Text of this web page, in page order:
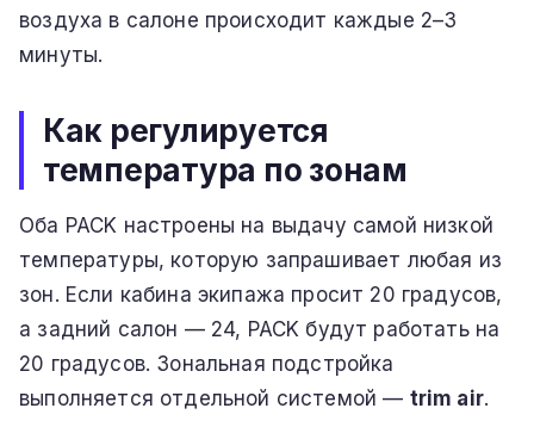
воздуха в салоне происходит каждые 2–3
минуты.
Как регулируется
температура по зонам
Оба PACK настроены на выдачу самой низкой
температуры, которую запрашивает любая из
зон. Если кабина экипажа просит 20 градусов,
а задний салон — 24, PACK будут работать на
20 градусов. Зональная подстройка
выполняется отдельной системой — trim air.